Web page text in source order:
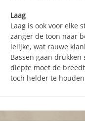
Laag
Laag is ook voor elke
zanger de toon naar
lelijke, wat rauwe
Bassen gaan
diepte moet de
toch helder te houden: